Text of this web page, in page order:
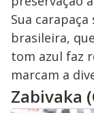
Sua
brasileira,
tom azul faz
marcam a
Zabivaka